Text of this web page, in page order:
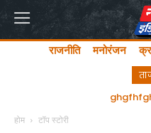
राजनीति मनोरंजन
अयोध्या में लता मंगेशकर
होम टॉप स्टोरी